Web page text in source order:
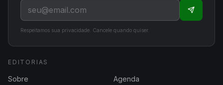
Respeitamos sua privacidade. Cancele quando quiser.
EDITORIAS
Sobre Agenda